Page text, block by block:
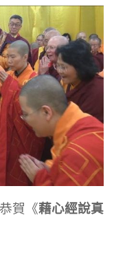
賀《藉心經說真